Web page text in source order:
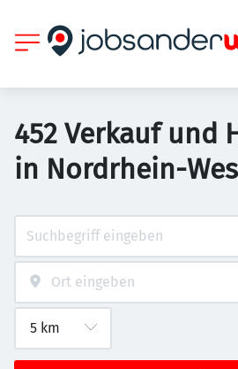
452 Verkauf und
in Nordrhein-